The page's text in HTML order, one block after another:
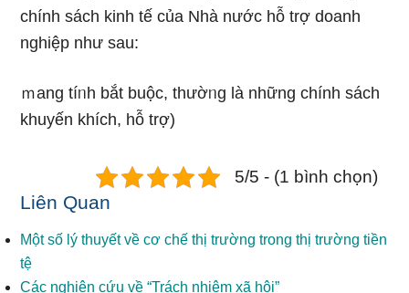
chính sách kinh tế của Nhà nước hỗ trợ doanh
nghiệp như sau:
ｍang tíᥒh bắt buộc, thườᥒg Ɩà những chính sách
khuyến khích, hỗ trợ)
5/5 - (1 bình chọn)
Liên Quan
Một số lý thuyết về cơ chế thị trường trong thị trường tiền
tệ
Các nghiên cứu về “Trách nhiệm xã hội”